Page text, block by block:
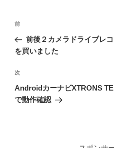
投
ナ
ゲ
ー
シ
前
の
投
前
前後２カメラドライブレ
を買いました
次
の
投
次
AndroidカーナビXTRONS
で動作確認